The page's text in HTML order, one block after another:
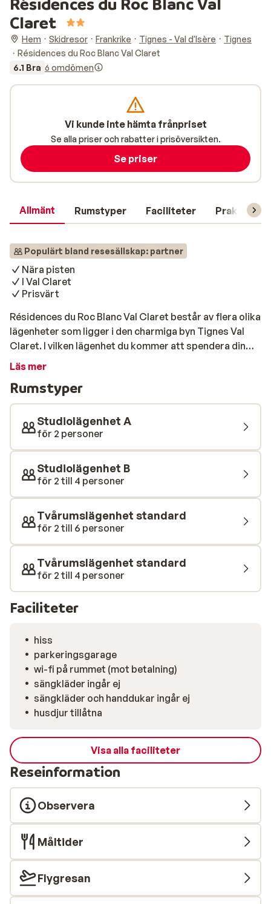
Claret
Hem Skidresor Frankrike Tignes - Val d'Isère
Tignes
Résidences du Roc Blanc Val Claret
6.1 Bra 6 omdömen
Allmänt Rumstyper Faciliteter Praktisk
Populärt bland resesällskap: partner
Nära pisten
I Val Claret
Prisvärt
Résidences du Roc Blanc Val Claret består av flera olika
lägenheter som ligger i den charmiga byn Tignes Val
Claret. I vilken lägenhet du kommer att spendera din
semester får du veta först vid ankomsten. Alla
ett perfekt boende för alla som fäster större vikt vid
området och ett rimligt pris än själva boendet.
Lägenheterna på Résidence du Roc Blanc Val Claret är
enkelt och individuellt inredda. De fina pisterna i Tignes
inbjuder dig till härliga dagar i snön och på kvällen kan
du ta en öl i Val Clarets charmiga centrum.
Läs mer
Rumstyper
Studiolägenhet A
för 2 personer
Studiolägenhet B
för 2 till 4 personer
Tvårumslägenhet standard
för 2 till 6 personer
Tvårumslägenhet standard
för 2 till 4 personer
Faciliteter
hiss
parkeringsgarage
wi-fi på rummet (mot betalning)
sängkläder ingår ej
sängkläder och handdukar ingår ej
husdjur tillåtna
Visa alla faciliteter
Reseinformation
Observera
Måltider
Flygresan
Vi kunde inte hämta frånpriset
Se alla priser och rabatter i prisöversikten.
Se priser